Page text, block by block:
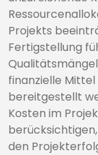
Projekts
Fertigstellung
finanzielle
bereitgestellt
Kosten im
den